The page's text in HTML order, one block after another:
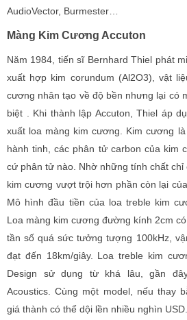
AudioVector, Burmester…
Màng Kim Cương Accuton
Năm 1984, tiến sĩ Bernhard Thiel phát
xuất hợp kim corundum (Al2O3), vật
cương nhân tạo về độ bền nhưng lại có
biệt . Khi thành lập Accuton, Thiel áp
xuất loa màng kim cương. Kim cương
hành tinh, các phân tử carbon của kim
cứ phân tử nào. Nhờ những tính chất
kim cương vượt trội hơn phần còn lại
Mô hình đầu tiền của loa treble kim
Loa màng kim cương đường kính 2cm
tần số quá sức tưởng tượng 100kHz,
đạt đến 18km/giây. Loa treble kim
Design sử dụng từ khá lâu, gần
Acoustics. Cùng một model, nếu thay
giá thành có thể dội lền nhiều nghìn USD.